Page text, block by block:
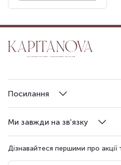
Ми завжди на зв'язку
Посилання
Дізнавайтеся першими про акції